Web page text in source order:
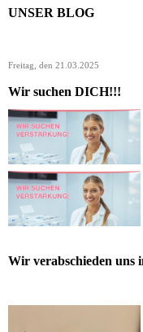
UNSER BLOG
Freitag, den 21.03.2025
Wir suchen DICH!!!
Wir verabschieden uns